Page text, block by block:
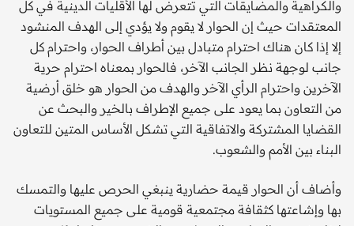
والكراهية والمضايقات التي تتعرض لها الأقليات الدينية في كل
المعتقدات حيث إن الحوار لا يقوم ولا يؤدي إلى الهدف المنشود
إلا إذا كان هناك احترام متبادل بين أطراف الحوار، واحترام كل
جانب لوجهة نظر الجانب الآخر، فالحوار بمعناه احترام حرية
الآخرين واحترام الرأي الآخر والهدف من الحوار هو خلق أرضية
من التعاون بما يعود على جميع الإطراف بالخير والبحث عن
القضايا المشتركة والاتفاقية التي تشكل الأساس المتين للتعاون
البناء بين الأمم والشعوب.
وأضاف أن الحوار قيمة حضارية ينبغي الحرص عليها والتمسك
بها وإشاعتها كثقافة مجتمعية قومية على جميع المستويات